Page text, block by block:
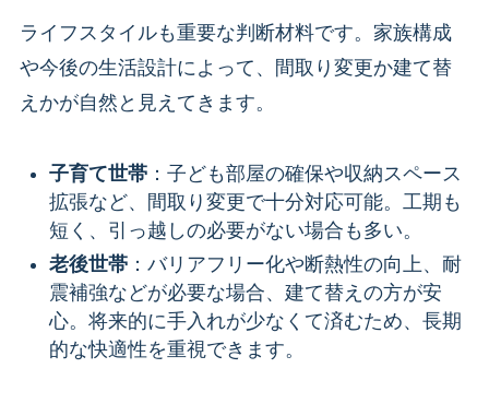
ライフスタイルも重要な判断材料です。家族構成
や今後の生活設計によって、間取り変更か建て替
えかが自然と見えてきます。
子育て世帯：子ども部屋の確保や収納スペース
拡張など、間取り変更で十分対応可能。工期も
短く、引っ越しの必要がない場合も多い。
老後世帯：バリアフリー化や断熱性の向上、耐
震補強などが必要な場合、建て替えの方が安
心。将来的に手入れが少なくて済むため、長期
的な快適性を重視できます。